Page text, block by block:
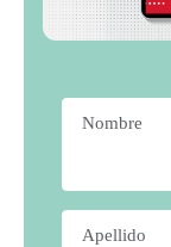
Nombre
Apellido